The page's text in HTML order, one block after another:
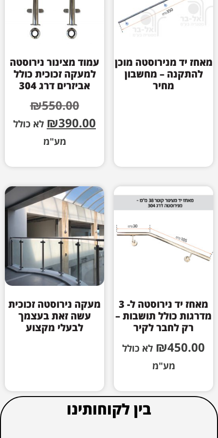
מאחז יד מנירוסטה מוכן
להתקנה – מחשבון
מחיר
עמוד מצינור נירוסטה
למעקה זכוכית כולל
אביזרים דרג 304
₪550.00
₪390.00
לא כולל
מע"מ
מאחז יד נירוסטה ל- 3
מדרגות כולל תושבות –
רק לחבר לקיר
₪450.00
לא כולל
מע"מ
מעקה נירוסטה זכוכית
עשה זאת בעצמך
לבעלי מקצוע
בין לקוחותינו